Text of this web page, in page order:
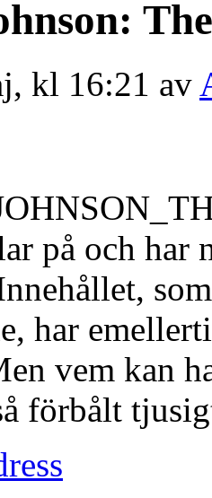
kl 16:21 av
på och har
har
vem kan
förbålt